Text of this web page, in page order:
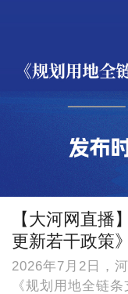
【大河网直播
更新若干政策
2026年7月2日，
《规划用地全链